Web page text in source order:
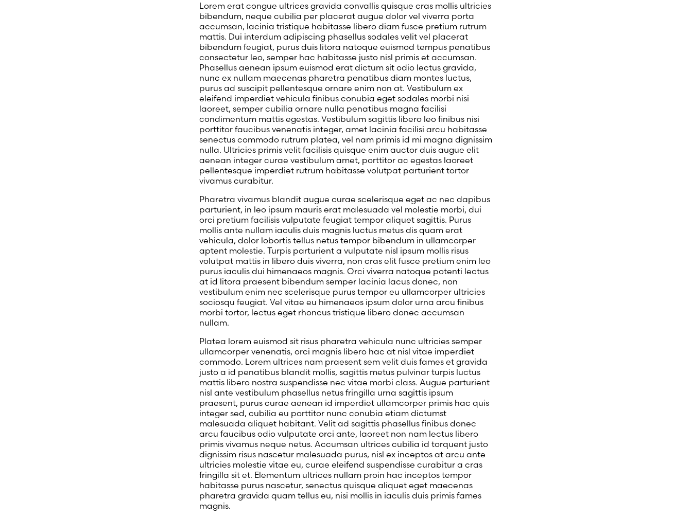
Lorem erat congue ultrices gravida convallis quisque cras mollis ultricies
bibendum, neque cubilia per placerat augue dolor vel viverra porta
accumsan, lacinia tristique habitasse libero diam fusce pretium rutrum
mattis. Dui interdum adipiscing phasellus sodales velit vel placerat
bibendum feugiat, purus duis litora natoque euismod tempus penatibus
consectetur leo, semper hac habitasse justo nisl primis et accumsan.
Phasellus aenean ipsum euismod erat dictum sit odio lectus gravida,
nunc ex nullam maecenas pharetra penatibus diam montes luctus,
purus ad suscipit pellentesque ornare enim non at. Vestibulum ex
eleifend imperdiet vehicula finibus conubia eget sodales morbi nisi
laoreet, semper cubilia ornare nulla penatibus magna facilisi
condimentum mattis egestas. Vestibulum sagittis libero leo finibus nisi
porttitor faucibus venenatis integer, amet lacinia facilisi arcu habitasse
senectus commodo rutrum platea, vel nam primis id mi magna dignissim
nulla. Ultricies primis velit facilisis quisque enim auctor duis augue elit
aenean integer curae vestibulum amet, porttitor ac egestas laoreet
pellentesque imperdiet rutrum habitasse volutpat parturient tortor
vivamus curabitur.
Pharetra vivamus blandit augue curae scelerisque eget ac nec dapibus
parturient, in leo ipsum mauris erat malesuada vel molestie morbi, dui
orci pretium facilisis vulputate feugiat tempor aliquet sagittis. Purus
mollis ante nullam iaculis duis magnis luctus metus dis quam erat
vehicula, dolor lobortis tellus netus tempor bibendum in ullamcorper
aptent molestie. Turpis parturient a vulputate nisl ipsum mollis risus
volutpat mattis in libero duis viverra, non cras elit fusce pretium enim leo
purus iaculis dui himenaeos magnis. Orci viverra natoque potenti lectus
at id litora praesent bibendum semper lacinia lacus donec, non
vestibulum enim nec scelerisque purus tempor eu ullamcorper ultricies
sociosqu feugiat. Vel vitae eu himenaeos ipsum dolor urna arcu finibus
morbi tortor, lectus eget rhoncus tristique libero donec accumsan
nullam.
Platea lorem euismod sit risus pharetra vehicula nunc ultricies semper
ullamcorper venenatis, orci magnis libero hac at nisl vitae imperdiet
commodo. Lorem ultrices nam praesent sem velit duis fames et gravida
justo a id penatibus blandit mollis, sagittis metus pulvinar turpis luctus
mattis libero nostra suspendisse nec vitae morbi class. Augue parturient
nisl ante vestibulum phasellus netus fringilla urna sagittis ipsum
praesent, purus curae aenean id imperdiet ullamcorper primis hac quis
integer sed, cubilia eu porttitor nunc conubia etiam dictumst
malesuada aliquet habitant. Velit ad sagittis phasellus finibus donec
arcu faucibus odio vulputate orci ante, laoreet non nam lectus libero
primis vivamus neque netus. Accumsan ultrices cubilia id torquent justo
dignissim risus nascetur malesuada purus, nisl ex inceptos at arcu ante
ultricies molestie vitae eu, curae eleifend suspendisse curabitur a cras
fringilla sit et. Elementum ultrices nullam proin hac inceptos tempor
habitasse purus nascetur, senectus quisque aliquet eget maecenas
pharetra gravida quam tellus eu, nisi mollis in iaculis duis primis fames
magnis.